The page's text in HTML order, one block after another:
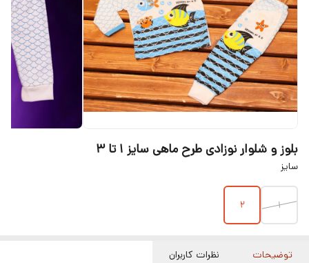
بلوز و شلوار نوزادی طرح ماهی سایز ۱ تا ۳
سایز
۱ 2
توضیحات نظرات کاربران